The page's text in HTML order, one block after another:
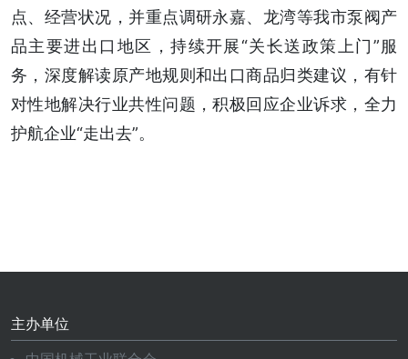
点、经营状况，并重点调研永嘉、龙湾等我市泵阀产
品主要进出口地区，持续开展“关长送政策上门”服
务，深度解读原产地规则和出口商品归类建议，有针
对性地解决行业共性问题，积极回应企业诉求，全力
护航企业“走出去”。
主办单位